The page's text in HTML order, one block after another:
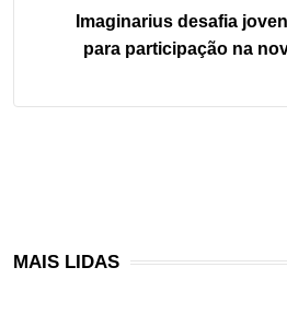
Imaginarius desafia
para participação na
MAIS LIDAS